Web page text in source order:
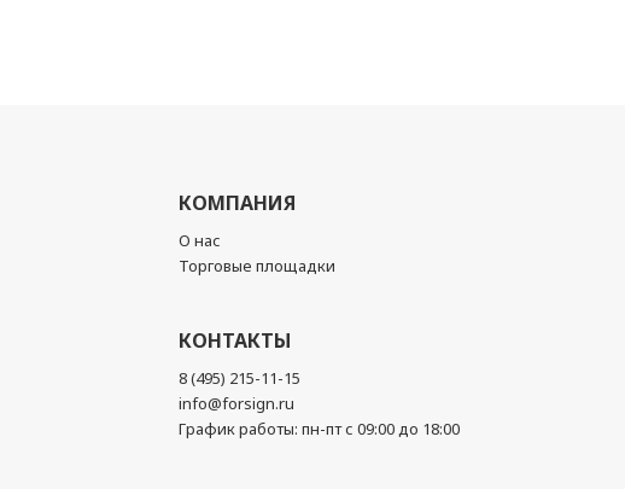
КОМПАНИЯ
О нас
Торговые площадки
КОНТАКТЫ
8 (495) 215-11-15
info@forsign.ru
График работы: пн-пт с 09:00 до 18:00